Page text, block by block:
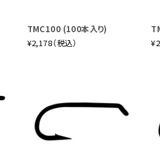
TMC100 (100本入り)
¥2,178（税込）